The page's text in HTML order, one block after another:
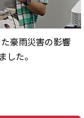
豪雨災害の影響
た。